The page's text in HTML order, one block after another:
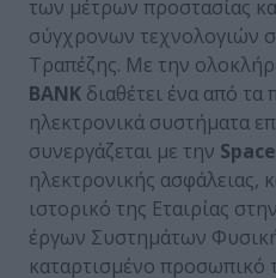
των μέτρων προστασίας
σύγχρονων τεχνολογιών
Τραπέζης. Με την
BANK διαθέτει ένα από
ηλεκτρονικά συστήματα
συνεργάζεται με την
ηλεκτρονικής ασφάλειας,
ιστορικό της Εταιρίας
έργων Συστημάτων
καταρτισμένο προσωπικό